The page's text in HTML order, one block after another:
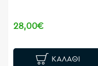
28,00€
ΚΑΛΆΘΙ